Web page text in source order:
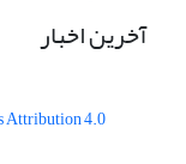
آخرین اخبار
Attribution 4.0